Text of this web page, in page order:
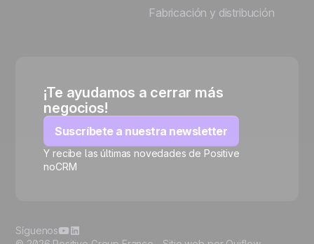
Fabricación y distribución
¡Te ayudamos a cerrar más
negocios!
Suscríbete a nuestra newsletter
Y recibe las últimas novedades de Positive
noCRM
Síguenos